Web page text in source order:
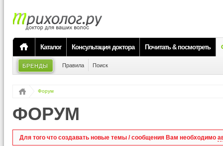
Каталог Консультация доктора Почитать & посмотреть
БРЕНДЫ Правила Поиск
Форум
ФОРУМ
Для того что создавать новые темы / сообщения Вам необходимо